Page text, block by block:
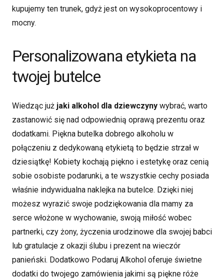
kupujemy ten trunek, gdyż jest on wysokoprocentowy i
mocny.
Personalizowana etykieta na
twojej butelce
Wiedząc już jaki alkohol dla dziewczyny wybrać, warto
zastanowić się nad odpowiednią oprawą prezentu oraz
dodatkami. Piękna butelka dobrego alkoholu w
połączeniu z dedykowaną etykietą to będzie strzał w
dziesiątkę! Kobiety kochają piękno i estetykę oraz cenią
sobie osobiste podarunki, a te wszystkie cechy posiada
właśnie indywidualna naklejka na butelce. Dzięki niej
możesz wyrazić swoje podziękowania dla mamy za
serce włożone w wychowanie, swoją miłość wobec
partnerki, czy żony, życzenia urodzinowe dla swojej babci
lub gratulacje z okazji ślubu i prezent na wieczór
panieński. Dodatkowo Podaruj Alkohol oferuje świetne
dodatki do twojego zamówienia jakimi są piękne róże